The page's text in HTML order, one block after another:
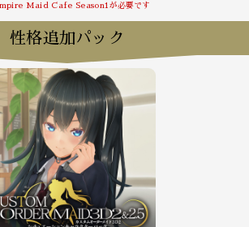
Maid Cafe Season1が必要です
性格追加パック